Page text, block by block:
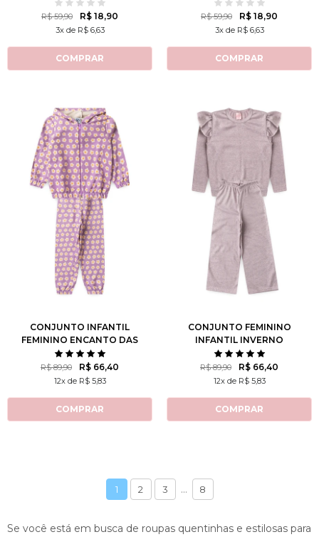
R$ 59,90 R$ 18,90
3x de R$ 6,63
COMPRAR
R$ 59,90 R$ 18,90
3x de R$ 6,63
COMPRAR
3 4
10 12
CONJUNTO INFANTIL
FEMININO ENCANTO DAS
MARGARIDAS
R$ 89,90 R$ 66,40
12x de R$ 5,83
COMPRAR
3 4
12
CONJUNTO FEMININO
INFANTIL INVERNO
FOFINHO
R$ 89,90 R$ 66,40
12x de R$ 5,83
COMPRAR
1 2 3 ... 8
Se você está em busca de roupas quentinhas e estilosas para